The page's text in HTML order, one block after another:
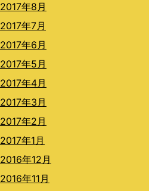
2017年8月
2017年7月
2017年6月
2017年5月
2017年4月
2017年3月
2017年2月
2017年1月
2016年12月
2016年11月